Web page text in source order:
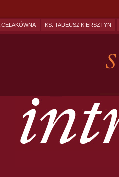
CELAKÓWNA KS. TADEUSZ KIERSZTYN